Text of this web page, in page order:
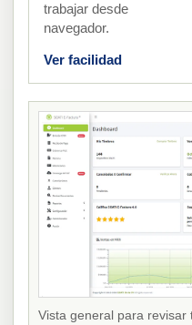
trabajar desde
navegador.
Ver facilidad
Vista general para revisar